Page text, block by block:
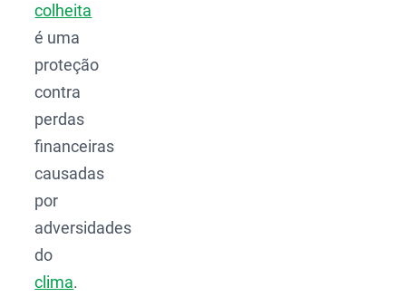
colheita
é uma
proteção
contra
perdas
financeiras
causadas
por
adversidades
do
clima.